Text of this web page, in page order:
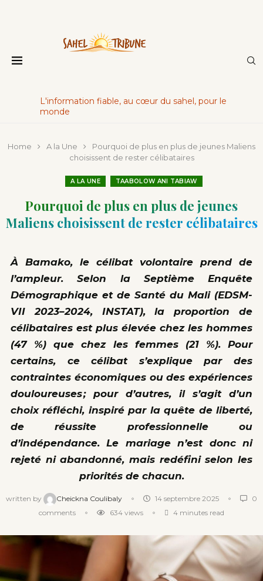
L'information fiable, au cœur du sahel, pour le
monde
Home A la Une
Pourquoi de plus en plus de jeunes Maliens
choisissent de rester célibataires
A LA UNE TAABOLOW ANI TABIAW
Pourquoi de plus en plus de jeunes
Maliens choisissent de rester célibataires
À Bamako, le célibat volontaire prend de
l’ampleur. Selon la Septième Enquête
Démographique et de Santé du Mali (EDSM-
VII 2023–2024, INSTAT), la proportion de
célibataires est plus élevée chez les hommes
(47 %) que chez les femmes (21 %). Pour
certains, ce célibat s’explique par des
contraintes économiques ou des expériences
douloureuses ; pour d’autres, il s’agit d’un
choix réfléchi, inspiré par la quête de liberté,
de réussite professionnelle ou
d’indépendance. Le mariage n’est donc ni
rejeté ni abandonné, mais redéfini selon les
priorités de chacun.
written by Cheickna Coulibaly 14 septembre 2025
0
comments
634 views 4 minutes read